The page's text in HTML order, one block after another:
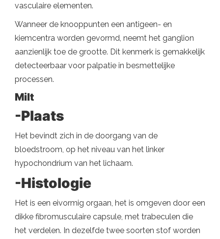
vasculaire elementen.
Wanneer de knooppunten een antigeen- en
kiemcentra worden gevormd, neemt het ganglion
aanzienlijk toe de grootte. Dit kenmerk is gemakkelijk
detecteerbaar voor palpatie in besmettelijke
processen.
Milt
-Plaats
Het bevindt zich in de doorgang van de
bloedstroom, op het niveau van het linker
hypochondrium van het lichaam.
-Histologie
Het is een eivormig orgaan, het is omgeven door een
dikke fibromusculaire capsule, met trabeculen die
het verdelen. In dezelfde twee soorten stof worden